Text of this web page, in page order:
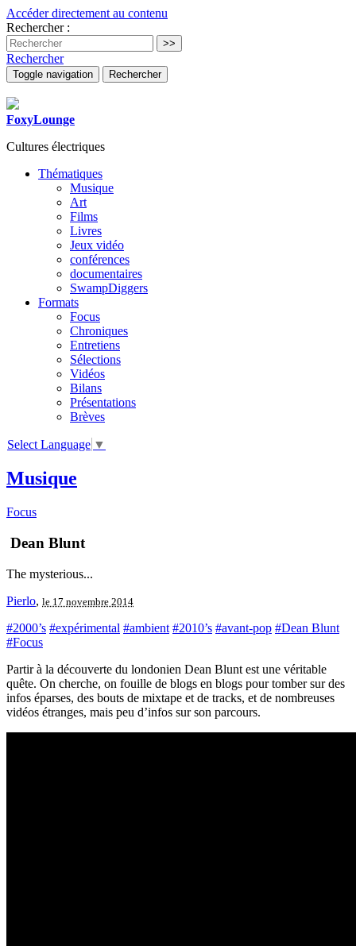
Accéder directement au contenu
Rechercher :
Rechercher
Toggle navigation Rechercher
FoxyLounge
Cultures électriques
Thématiques
Musique
Art
Films
Livres
Jeux vidéo
conférences
documentaires
SwampDiggers
Formats
Focus
Chroniques
Entretiens
Sélections
Vidéos
Bilans
Présentations
Brèves
Select Language ▼
Musique
Focus
Dean Blunt
The mysterious...
Pierlo, le 17 novembre 2014
#2000’s #expérimental #ambient #2010’s #avant-pop #Dean Blunt
#Focus
Partir à la découverte du londonien Dean Blunt est une véritable
quête. On cherche, on fouille de blogs en blogs pour tomber sur des
infos éparses, des bouts de mixtape et de tracks, et de nombreuses
vidéos étranges, mais peu d’infos sur son parcours.